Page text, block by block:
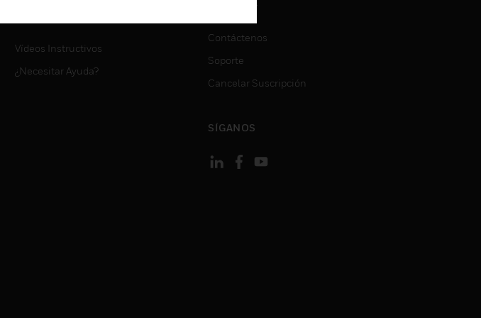
Vídeos Instructivos
¿Necesitar Ayuda?
CONTACT
Contáctenos
Soporte
Cancelar Suscripción
SÍGANOS